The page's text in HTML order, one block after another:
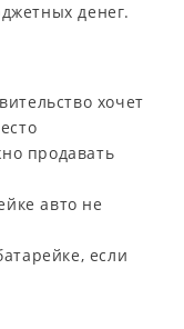
денег.
хочет
продавать
авто не
если